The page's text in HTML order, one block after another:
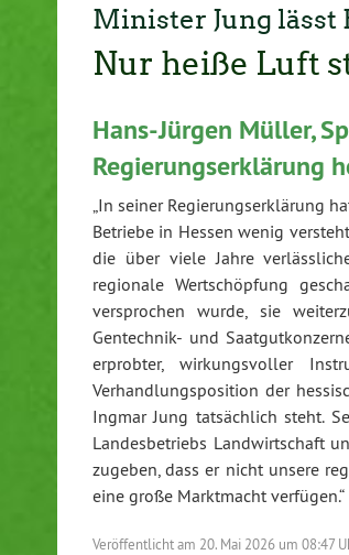
Minister Jung
Nur heiße Luft
Hans-Jürgen Müller,
Regierungserklärung
„In seiner Regierungserklärung
Betriebe in Hessen wenig
die über viele Jahre
regionale Wertschöpfung
versprochen wurde, sie
Gentechnik- und
erprobter, wirkungsvoller
Verhandlungsposition der
Ingmar Jung tatsächlich steht.
Landesbetriebs Landwirtschaft
zugeben, dass er nicht unsere
eine große Marktmacht verfügen.“
Veröffentlicht am 20. Mai 2026 um 08:47